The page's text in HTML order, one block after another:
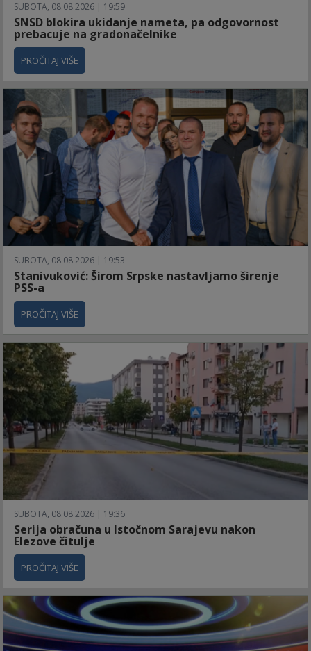
SUBOTA, 08.08.2026 | 19:59
SNSD blokira ukidanje nameta, pa odgovornost
prebacuje na gradonačelnike
PROČITAJ VIŠE
SUBOTA, 08.08.2026 | 19:53
Stanivuković: Širom Srpske nastavljamo širenje
PSS-a
PROČITAJ VIŠE
SUBOTA, 08.08.2026 | 19:36
Serija obračuna u Istočnom Sarajevu nakon
Elezove čitulje
PROČITAJ VIŠE